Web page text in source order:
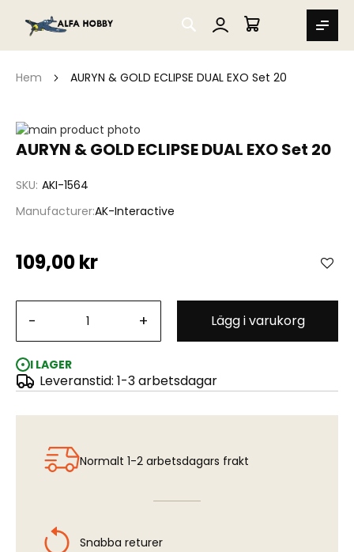
SEARCH
MIN VARUKORG
Hem AURYN & GOLD ECLIPSE DUAL EXO Set 20
AURYN & GOLD ECLIPSE DUAL EXO Set 20
SKU AKI-1564
ManufacturerAK-Interactive
109,00 kr
- + Lägg i varukorg
I LAGER
Leveranstid: 1-3 arbetsdagar
Hoppa
till
bildgalleriet
AURYN & GOLD ECLIPSE DUAL EXO Set 20
Hoppa
av
bildgalleriet
Normalt 1-2 arbetsdagars frakt
Snabba returer